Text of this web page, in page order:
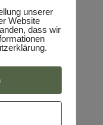
unserer
Website
dass wir